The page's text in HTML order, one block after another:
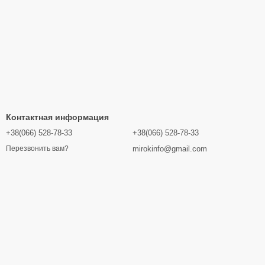
Контактная информация
+38(066) 528-78-33
Перезвонить вам?
+38(066) 528-78-33
mirokinfo@gmail.com